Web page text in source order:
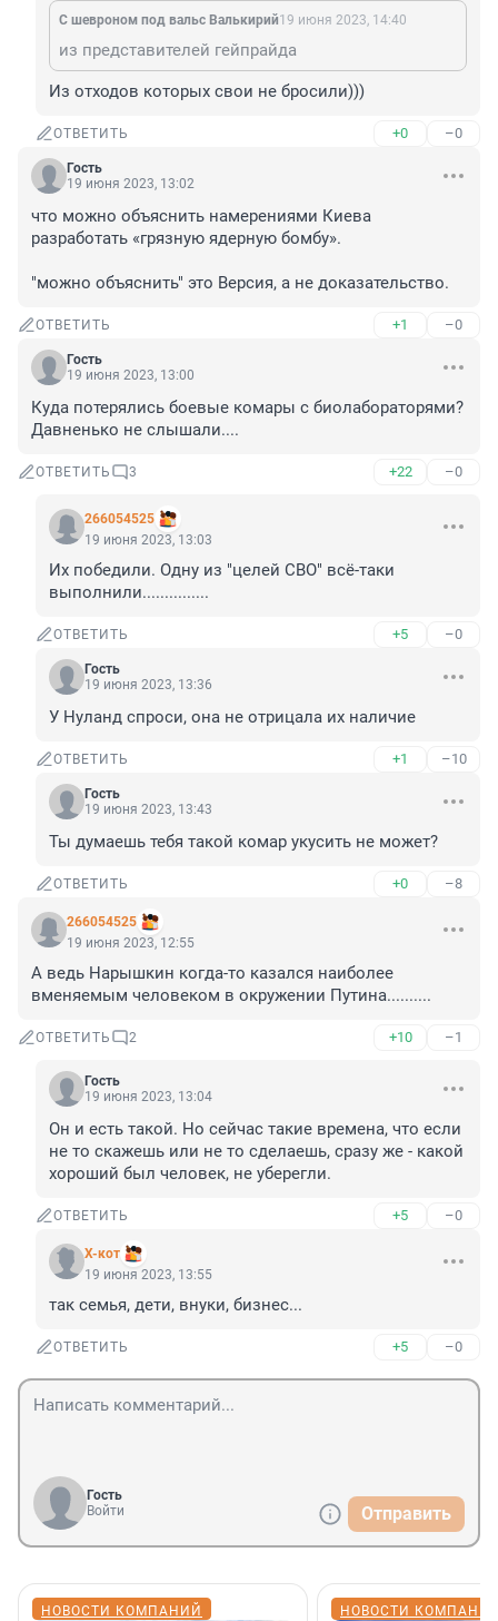
С шевроном под вальс Валькирий19 июня 2023, 14:40
из представителей гейпрайда
Из отходов которых свои не бросили)))
ОТВЕТИТЬ +0 –0
Гость
19 июня 2023, 13:02
что можно объяснить намерениями Киева
разработать «грязную ядерную бомбу».
"можно объяснить" это Версия, а не доказательство.
ОТВЕТИТЬ +1 –0
Гость
19 июня 2023, 13:00
Куда потерялись боевые комары с биолабораторями?
Давненько не слышали....
ОТВЕТИТЬ 3 +22 –0
266054525
19 июня 2023, 13:03
Их победили. Одну из "целей СВО" всё-таки
выполнили...............
ОТВЕТИТЬ +5 –0
Гость
19 июня 2023, 13:36
У Нуланд спроси, она не отрицала их наличие
ОТВЕТИТЬ +1 –10
Гость
19 июня 2023, 13:43
Ты думаешь тебя такой комар укусить не может?
ОТВЕТИТЬ +0 –8
266054525
19 июня 2023, 12:55
А ведь Нарышкин когда-то казался наиболее
вменяемым человеком в окружении Путина..........
ОТВЕТИТЬ 2 +10 –1
Гость
19 июня 2023, 13:04
Он и есть такой. Но сейчас такие времена, что если
не то скажешь или не то сделаешь, сразу же - какой
хороший был человек, не уберегли.
ОТВЕТИТЬ +5 –0
X-кот
19 июня 2023, 13:55
так семья, дети, внуки, бизнес...
ОТВЕТИТЬ +5 –0
Гость
Войти
Отправить
НОВОСТИ КОМПАНИЙ НОВОСТИ